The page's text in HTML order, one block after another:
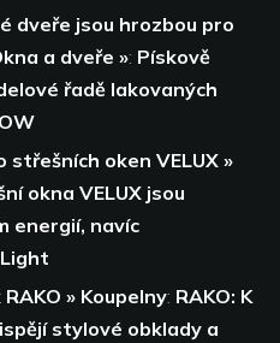
dveře jsou hrozbou pro
a dveře »: Pískově
řadě lakovaných
střešních oken VELUX »
okna VELUX jsou
energií, navíc
» Koupelny: RAKO: K
stylové obklady a